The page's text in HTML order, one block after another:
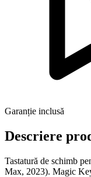
Garanție inclusă
Descriere
Tastatură de schimb
Max, 2023). Magic